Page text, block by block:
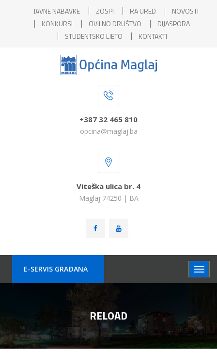
JAVNE NABAVKE ZOSPI RA URED
NOVOSTI
KONKURSI
CIVILNO DRUŠTVO
DIJASPORA
STUDENTSKO LJETO
KONTAKTI
+387 32 465 810
opcina@maglaj.ba
Viteška ulica br. 4
Maglaj 74250 | BA
E-SERVIS GRAÐANA
RELOAD